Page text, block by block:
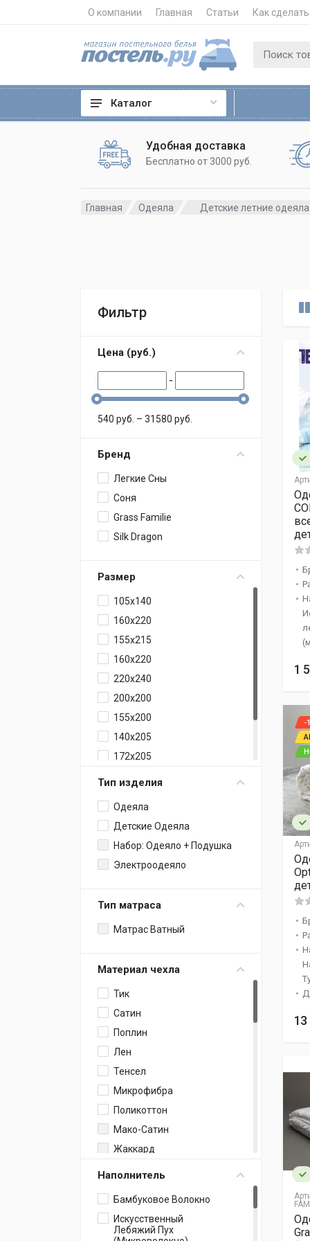
О компании Главная Статьи Как сделать
Каталог
Удобная доставка
Бесплатно от 3000 руб.
Главная Одеяла Детские летние одеяла
Фильтр
Цена (pуб.)
-
540 pуб. – 31580 pуб.
Бренд
Легкие Сны
Соня
Grass Familie
Silk Dragon
Размер
105x140
160х220
155x215
160x220
220x240
200x200
155x200
140x205
172x205
Тип изделия
Одеяла
Детские Одеяла
Набор: Одеяло + Подушка
Электроодеяло
Тип матраса
Матрас Ватный
Материал чехла
Тик
Сатин
Поплин
Лен
Тенсел
Микрофибра
Поликоттон
Мако-Сатин
Жаккард
Микрофибра /
Микроплюш
Сатин / Махра
Наполнитель
Бамбуковое Волокно
Искусственный
Лебяжий Пух
1
-
13
FAM